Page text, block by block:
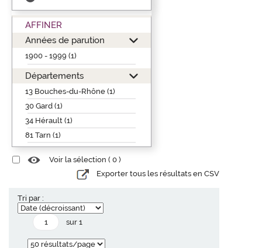
AFFINER
Années de parution
1900 - 1999 (1)
Départements
13 Bouches-du-Rhône (1)
30 Gard (1)
34 Hérault (1)
81 Tarn (1)
Voir la sélection ( 0 )
Exporter tous les résultats en CSV
Tri par :
sur 1